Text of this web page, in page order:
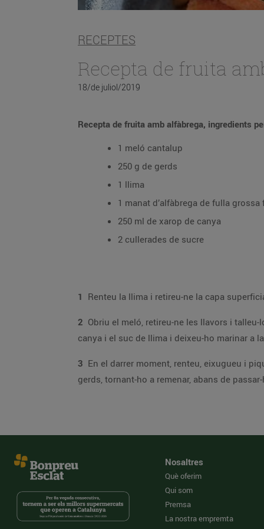
RECEPTES
Recepta de fruita
18/de juliol/2019
Recepta de fruita amb alfàbrega, ingredients
1 meló cantalup
250 g de gerds
1 llima
1 manat d’alfàbrega de fulla grossa
250 ml de xarop de canya
2 cullerades de sucre
1
2 Obriu el meló, retireu-ne les llavors i talleu-lo a daus de mida similar als gerds. En un bol, poseu el meló i la pela de la llima, regueu-los amb el
canya i el suc de llima i deixeu-ho
3 En el darrer moment, renteu, eixugueu i piqueu un grapat de fulles d’alfàbrega i aboqueu-ho al bol del meló. Remeneu-ho
Nosaltres
Què oferim
Qui som
Premsa
La nostra empremta